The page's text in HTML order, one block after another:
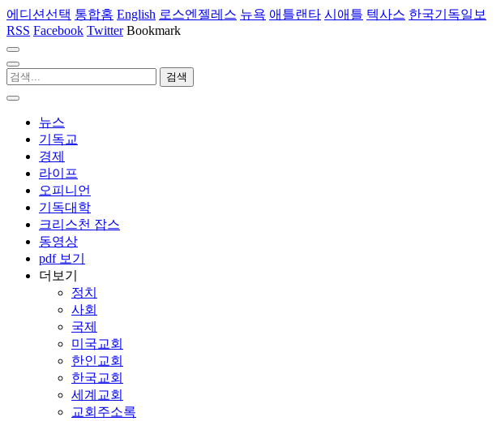
에디션선택 통합홈 English 로스엔젤레스 뉴욕 애틀랜타 시애틀 텍사스 한국기독일보
RSS Facebook Twitter Bookmark
뉴스
기독교
경제
라이프
오피니언
기독대학
크리스천 잡스
동영상
pdf 보기
더보기
정치
사회
국제
미국교회
한인교회
한국교회
세계교회
교회주소록